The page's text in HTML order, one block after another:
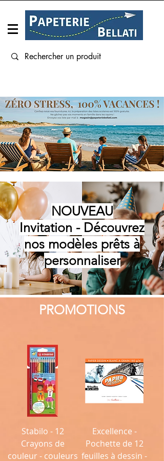
NOUVEAU
Invitation - Découvrez
nos modèles prêts à
personnaliser
PROMOTIONS
Stabilo - 12
Crayons de
couleur - couleurs
Excellence -
Pochette de 12
feuilles à dessin -